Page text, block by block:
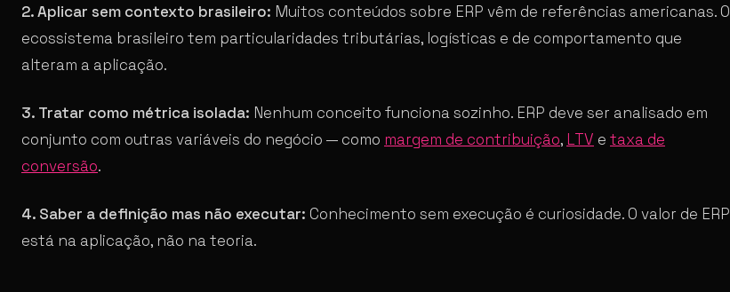
2. Aplicar sem contexto brasileiro: Muitos conteúdos sobre ERP vêm de referências americanas. O
ecossistema brasileiro tem particularidades tributárias, logísticas e de comportamento que
alteram a aplicação.
3. Tratar como métrica isolada: Nenhum conceito funciona sozinho. ERP deve ser analisado em
conjunto com outras variáveis do negócio — como margem de contribuição, LTV e taxa de
conversão.
4. Saber a definição mas não executar: Conhecimento sem execução é curiosidade. O valor de ERP
está na aplicação, não na teoria.